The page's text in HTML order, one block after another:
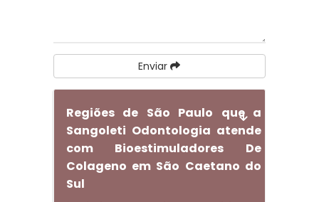
Enviar
Regiões de São Paulo que a
Sangoleti Odontologia atende
com Bioestimuladores De
Colageno em São Caetano do
Sul